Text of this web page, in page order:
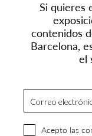
Si quieres
contenidos
Barcelona,
el
Acepto las